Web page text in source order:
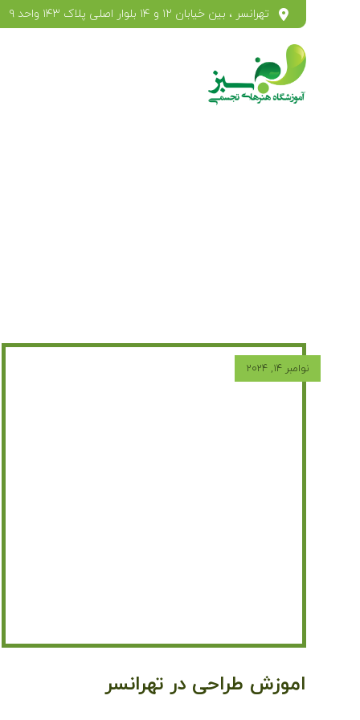
تهرانسر ، بین خیابان ۱۲ و ۱۴ بلوار اصلی پلاک ۱۴۳ واحد ۹
اموزش طراحی در تهرانسر
نوامبر ۱۴, ۲۰۲۴